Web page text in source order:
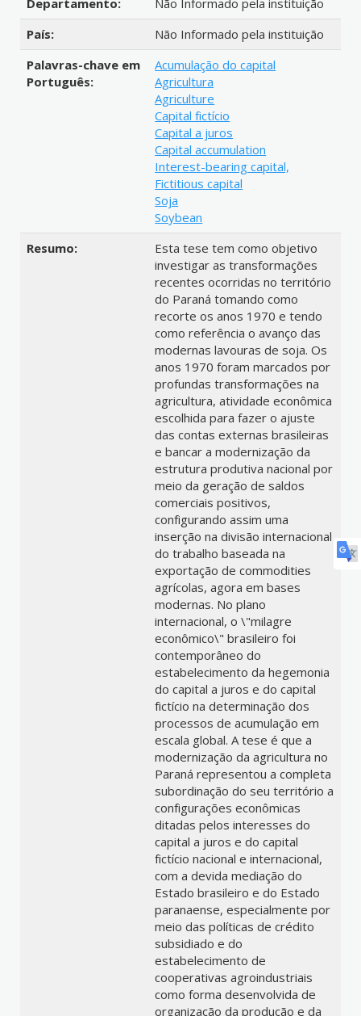
Departamento:
Não Informado pela instituição
País:
Não Informado pela instituição
Palavras-chave em
Português:
Acumulação do capital
Agricultura
Agriculture
Capital fictício
Capital a juros
Capital accumulation
Interest-bearing capital,
Fictitious capital
Soja
Soybean
Resumo:
Esta tese tem como objetivo
investigar as transformações
recentes ocorridas no território
do Paraná tomando como
recorte os anos 1970 e tendo
como referência o avanço das
modernas lavouras de soja. Os
anos 1970 foram marcados por
profundas transformações na
agricultura, atividade econômica
escolhida para fazer o ajuste
das contas externas brasileiras
e bancar a modernização da
estrutura produtiva nacional por
meio da geração de saldos
comerciais positivos,
configurando assim uma
inserção na divisão internacional
do trabalho baseada na
exportação de commodities
agrícolas, agora em bases
modernas. No plano
internacional, o \"milagre
econômico\" brasileiro foi
contemporâneo do
estabelecimento da hegemonia
do capital a juros e do capital
fictício na determinação dos
processos de acumulação em
escala global. A tese é que a
modernização da agricultura no
Paraná representou a completa
subordinação do seu território a
configurações econômicas
ditadas pelos interesses do
capital a juros e do capital
fictício nacional e internacional,
com a devida mediação do
Estado brasileiro e do Estado
paranaense, especialmente por
meio das políticas de crédito
subsidiado e do
estabelecimento de
cooperativas agroindustriais
como forma desenvolvida de
organização da produção e da